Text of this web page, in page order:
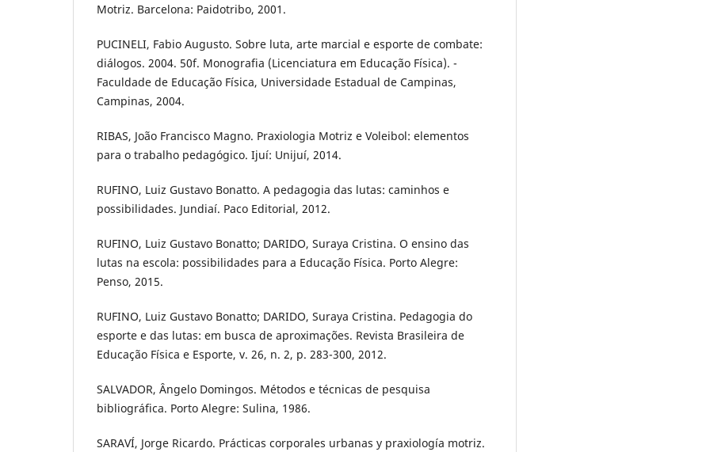
Motriz. Barcelona: Paidotribo, 2001.
PUCINELI, Fabio Augusto. Sobre luta, arte marcial e esporte de combate:
diálogos. 2004. 50f. Monografia (Licenciatura em Educação Física). -
Faculdade de Educação Física, Universidade Estadual de Campinas,
Campinas, 2004.
RIBAS, João Francisco Magno. Praxiologia Motriz e Voleibol: elementos
para o trabalho pedagógico. Ijuí: Unijuí, 2014.
RUFINO, Luiz Gustavo Bonatto. A pedagogia das lutas: caminhos e
possibilidades. Jundiaí. Paco Editorial, 2012.
RUFINO, Luiz Gustavo Bonatto; DARIDO, Suraya Cristina. O ensino das
lutas na escola: possibilidades para a Educação Física. Porto Alegre:
Penso, 2015.
RUFINO, Luiz Gustavo Bonatto; DARIDO, Suraya Cristina. Pedagogia do
esporte e das lutas: em busca de aproximações. Revista Brasileira de
Educação Física e Esporte, v. 26, n. 2, p. 283-300, 2012.
SALVADOR, Ângelo Domingos. Métodos e técnicas de pesquisa
bibliográfica. Porto Alegre: Sulina, 1986.
SARAVÍ, Jorge Ricardo. Prácticas corporales urbanas y praxiología motriz.